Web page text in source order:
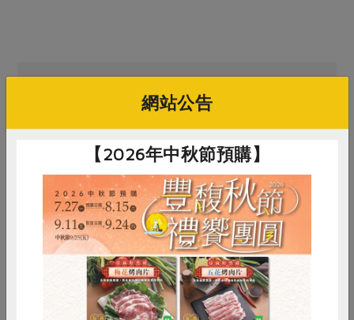
買回食材自己做
集昌股份有限公司
乾燥牛蒡切片-160g
茶月食品有限公司
有機絹豆腐(茶月)-380g/盒
RPET 食譜 減硝酸鹽
網站公告
【2026年中秋節預購】